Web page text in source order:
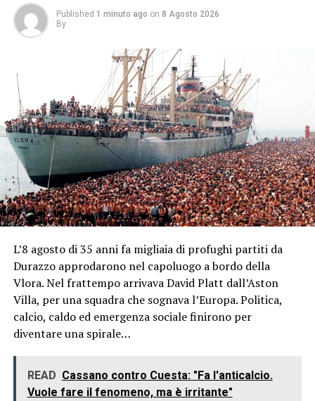
Published 1 minuto ago on 8 Agosto 2026
By
L’8 agosto di 35 anni fa migliaia di profughi partiti da
Durazzo approdarono nel capoluogo a bordo della
Vlora. Nel frattempo arrivava David Platt dall’Aston
Villa, per una squadra che sognava l’Europa. Politica,
calcio, caldo ed emergenza sociale finirono per
diventare una spirale…
READ Cassano contro Cuesta: "Fa l'anticalcio.
Vuole fare il fenomeno, ma è irritante"